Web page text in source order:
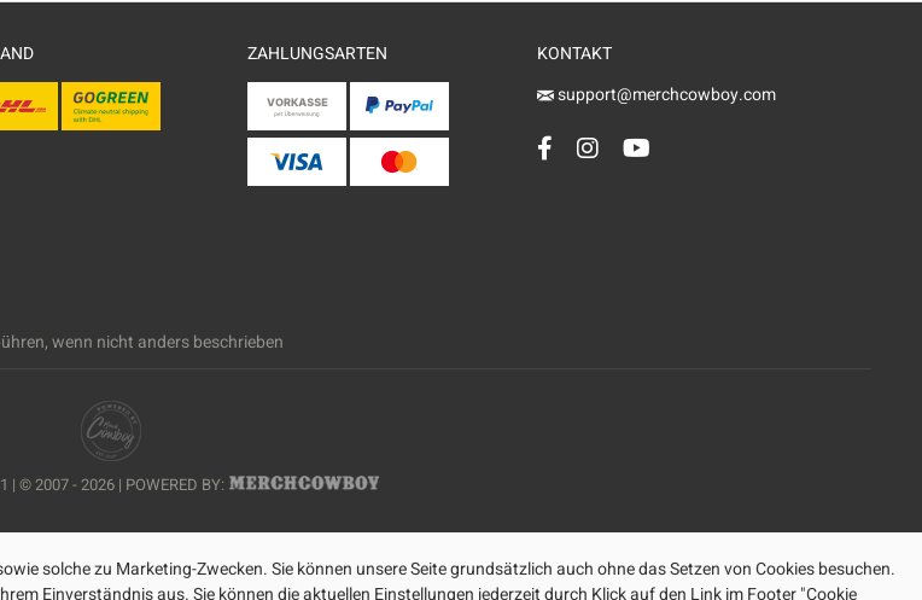
ZAHLUNGSARTEN
KONTAKT
support@merchcowboy.com
wenn nicht anders beschrieben
| © 2007 - 2026 | POWERED BY:
solche zu Marketing-Zwecken. Sie können unsere Seite grundsätzlich auch ohne das Setzen von Cookies besuchen.
Einverständnis aus. Sie können die aktuellen Einstellungen jederzeit durch Klick auf den Link im Footer "Cookie